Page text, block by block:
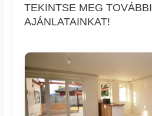
TEKINTSE MEG TOVÁBBI
AJÁNLATAINKAT!